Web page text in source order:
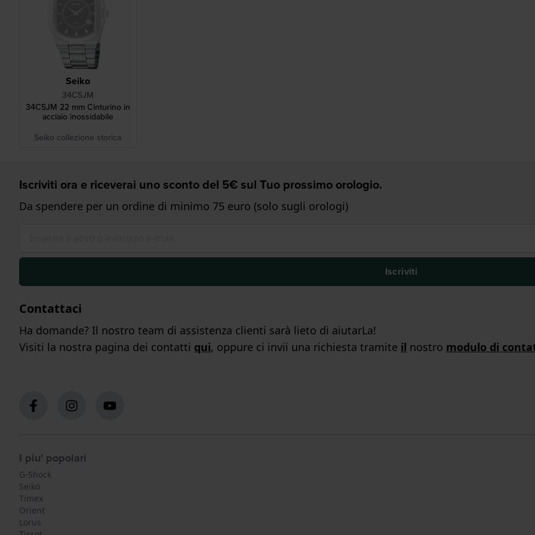
Seiko
34C5JM
34C5JM 22 mm Cinturino in
acciaio inossidabile
Seiko collezione storica
Iscriviti ora e riceverai uno sconto del 5€ sul Tuo prossimo orologio.
Da spendere per un ordine di minimo 75 euro (solo sugli orologi)
Iscriviti
Contattaci
Ha domande? Il nostro team di assistenza clienti sarà lieto di aiutarLa!
Visiti la nostra pagina dei contatti qui, oppure ci invii una richiesta tramite il nostro modulo di
I piu' popolari
G-Shock
Seiko
Timex
Orient
Lorus